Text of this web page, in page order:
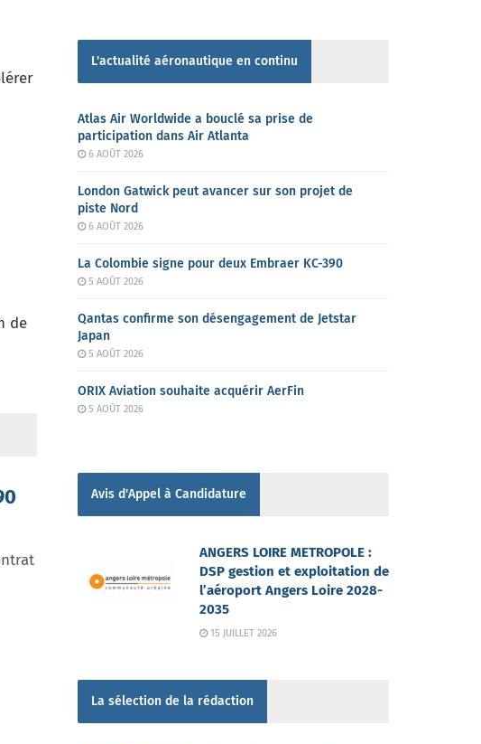
de
L'actualité aéronautique en continu
Atlas Air Worldwide a bouclé sa prise de
participation dans Air Atlanta
6 AOÛT 2026
London Gatwick peut avancer sur son projet de
piste Nord
6 AOÛT 2026
La Colombie signe pour deux Embraer KC-390
5 AOÛT 2026
Qantas confirme son désengagement de Jetstar
Japan
5 AOÛT 2026
ORIX Aviation souhaite acquérir AerFin
5 AOÛT 2026
Avis d'Appel à Candidature
ANGERS LOIRE METROPOLE :
DSP gestion et exploitation de
l’aéroport Angers Loire 2028-
2035
15 JUILLET 2026
La sélection de la rédaction